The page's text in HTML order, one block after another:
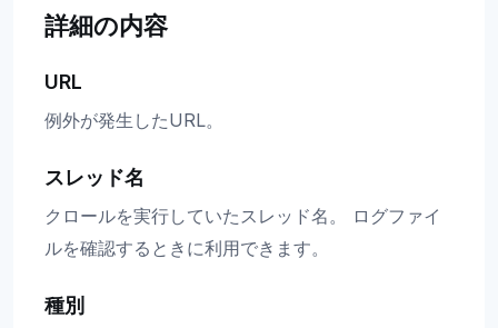
詳細の内容
URL
例外が発生したURL。
スレッド名
クロールを実行していたスレッド名。 ログファイ
ルを確認するときに利用できます。
種別